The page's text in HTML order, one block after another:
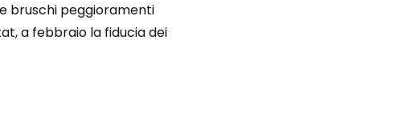
bruschi peggioramenti
a febbraio la fiducia dei